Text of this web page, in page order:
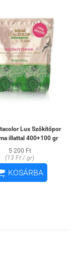
Lux Szőkítőpor
illattal 400+100 gr
5 200 Ft
(13 Ft / gr)
KOSÁRBA